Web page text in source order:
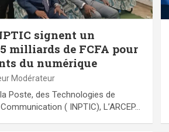
signent un
milliards de FCFA pour
du numérique
Modérateur
Poste, des Technologies de
( INPTIC), L’ARCEP…